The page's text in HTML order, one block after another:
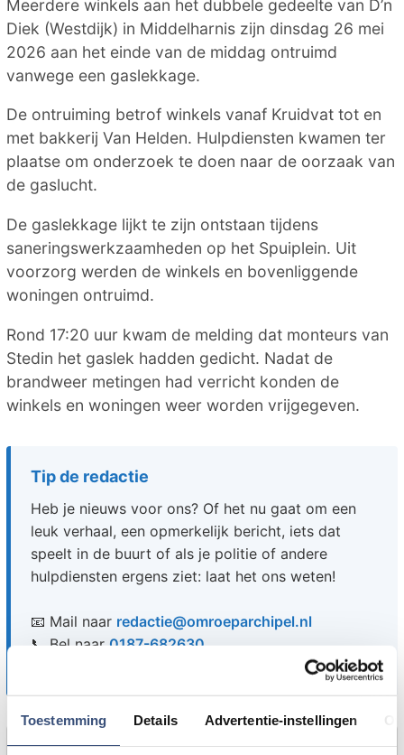
Toestemming Details Advertentie-instellingen
Meerdere winkels aan het dubbele gedeelte van D’n
Diek (Westdijk) in Middelharnis zijn dinsdag 26 mei
2026 aan het einde van de middag ontruimd
vanwege een gaslekkage.
De ontruiming betrof winkels vanaf Kruidvat tot en
met bakkerij Van Helden. Hulpdiensten kwamen ter
plaatse om onderzoek te doen naar de oorzaak van
de gaslucht.
De gaslekkage lijkt te zijn ontstaan tijdens
saneringswerkzaamheden op het Spuiplein. Uit
voorzorg werden de winkels en bovenliggende
woningen ontruimd.
Rond 17:20 uur kwam de melding dat monteurs van
Stedin het gaslek hadden gedicht. Nadat de
brandweer metingen had verricht konden de
winkels en woningen weer worden vrijgegeven.
Tip de redactie
Heb je nieuws voor ons? Of het nu gaat om een
leuk verhaal, een opmerkelijk bericht, iets dat
speelt in de buurt of als je politie of andere
hulpdiensten ergens ziet: laat het ons weten!
📧 Mail naar redactie@omroeparchipel.nl
📞 Bel naar0187-682630
0187-609512
Foutje gezien of twijfel over een advertentie?